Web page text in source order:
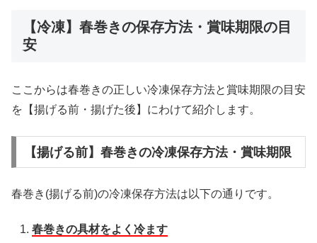
【冷凍】春巻きの保存方法・賞味期限の目
安
ここからは春巻きの正しい冷凍保存方法と賞味期限の目安
を【揚げる前・揚げた後】にわけて紹介します。
【揚げる前】春巻きの冷凍保存方法・賞味期限
春巻き(揚げる前)の冷凍保存方法は以下の通りです。
春巻きの具材をよく冷ます